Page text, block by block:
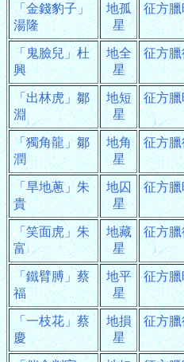
「金錢豹子」
湯隆
地孤
星
征方
「鬼臉兒」杜
興
地全
星
征方
「出林虎」鄒
淵
地短
星
征方
「獨角龍」鄒
潤
地角
星
征方
「旱地蔥」朱
貴
地囚
星
征方
「笑面虎」朱
富
地藏
星
征方
「鐵臂膊」蔡
福
地平
星
征方
「一枝花」蔡
慶
地損
星
征方